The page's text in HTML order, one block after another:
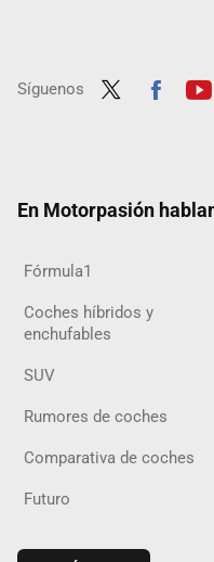
Síguenos
En Motorpasión
Fórmula1
Coches híbridos y
enchufables
SUV
Rumores de coches
Comparativa de coches
Futuro